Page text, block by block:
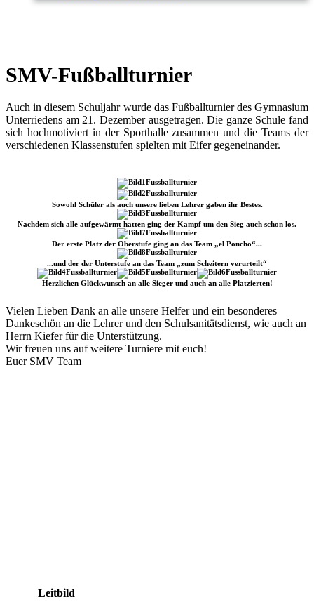
SMV-Fußballturnier
Auch in diesem Schuljahr wurde das Fußballturnier des Gymnasium
Unterriedens am 21. Dezember ausgetragen. Die ganze Schule fand
sich hochmotiviert in der Sporthalle zusammen und die Teams der
verschiedenen Klassenstufen spielten mit Eifer gegeneinander.
Sowohl Schüler als auch unsere lieben Lehrer gaben ihr Bestes.
Nachdem sich alle aufgewärmt hatten ging der Kampf um den Sieg auch schon los.
Der erste Platz der Oberstufe ging an das Team „el Poncho“...
...und der der Unterstufe an das Team „zum Scheitern verurteilt“
Herzlichen Glückwunsch an alle Sieger und auch an alle Platzierten!
Vielen Lieben Dank an alle unsere Helfer und ein besonderes
Dankeschön an die Lehrer und den Schulsanitätsdienst, wie auch an
Herrn Kiefer für die Unterstützung.
Wir freuen uns auf weitere Turniere mit euch!
Euer SMV Team
Leitbild